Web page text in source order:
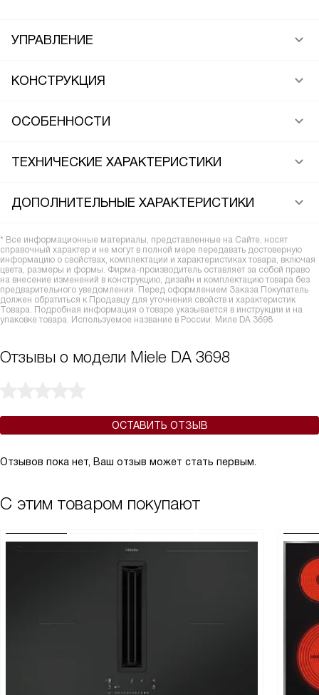
УПРАВЛЕНИЕ
КОНСТРУКЦИЯ
ОСОБЕННОСТИ
ТЕХНИЧЕСКИЕ ХАРАКТЕРИСТИКИ
ДОПОЛНИТЕЛЬНЫЕ ХАРАКТЕРИСТИКИ
* Все информационные материалы, представленные на Сайте, носят
справочный характер и не могут в полной мере передавать достоверную
информацию о свойствах, комплектации и характеристиках товара, включая
цвета, размеры и формы. Фирма-производитель оставляет за собой право
на внесение изменений в конструкцию, дизайн и комплектацию товара без
предварительного уведомления. Перед оформлением Заказа Покупатель
должен обратиться к Продавцу для уточнения свойств и характеристик
Товара. Подробная информация о товаре указывается в инструкции и на
упаковке товара. Используемое название в России: Миле DA 3698
Отзывы о модели Miele DA 3698
ОСТАВИТЬ ОТЗЫВ
Отзывов пока нет, Ваш отзыв может стать первым.
С этим товаром покупают